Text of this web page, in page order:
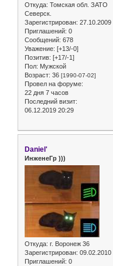
Откуда: Томская обл. ЗАТО
Северск.
Зарегистрирован: 27.10.2009
Приглашений: 0
Сообщений: 678
Уважение: [+13/-0]
Позитив: [+17/-1]
Пол: Мужской
Возраст: 36 [1990-07-02]
Провел на форуме:
22 дня 7 часов
Последний визит:
06.12.2019 20:29
Daniel'
ИнженеГр )))
Откуда: г. Воронеж 36
Зарегистрирован: 09.02.2010
Приглашений: 0